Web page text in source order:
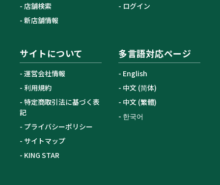
店舗検索
新店舗情報
ログイン
サイトについて
運営会社情報
利用規約
特定商取引法に基づく表
記
プライバシーポリシー
サイトマップ
KING STAR
多言語対応ページ
English
中文 (简体)
中文 (繁體)
한국어